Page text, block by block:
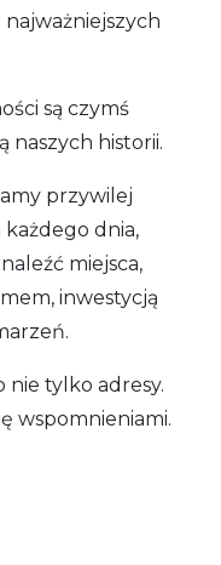
są czymś
naszych historii.
przywilej
dnia,
miejsca,
inwestycją
nie tylko adresy.
wspomnieniami.